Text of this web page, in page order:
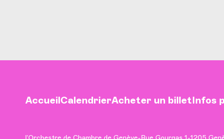
AccueilCalendrierAcheter un billetInfos